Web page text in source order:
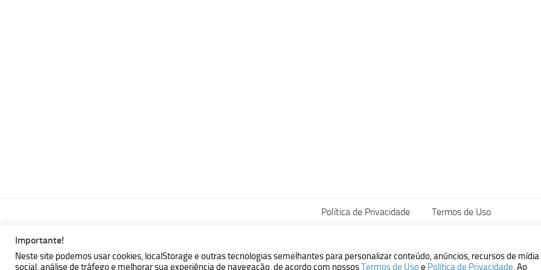
Política de Privacidade Termos de Uso
MBallem | Programando com Java © 2026. Todos Direitos Reservados.
Powered by - Designed with theHueman theme
Importante!
Neste site podemos usar cookies, localStorage e outras tecnologias semelhantes para personalizar conteúdo, anúncios, recursos de mídia
social, análise de tráfego e melhorar sua experiência de navegação, de acordo com nossosTermos de Usoe Política de Privacidade. Ao